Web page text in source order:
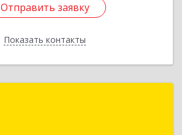
Отправить заявку
Показать контакты
Отправить заявку
Назад